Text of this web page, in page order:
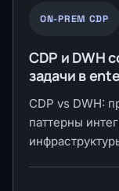
ON-PREM CDP
CDP и DWH
задачи в
CDP vs DWH:
паттерны